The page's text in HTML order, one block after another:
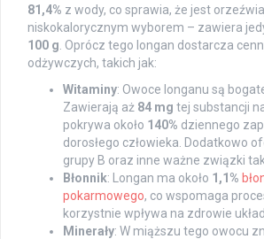
81,4% z wody, co sprawia, że jest
niskokalorycznym wyborem – zawiera
100 g . Oprócz tego longan dostarcza
odżywczych, takich jak:
Witaminy: Owoce longanu są
Zawierają aż 84 mg tej substancji
pokrywa około 140% dziennego
dorosłego człowieka. Dodatkowo
grupy B oraz inne ważne związki
Błonnik: Longan ma około 1,1%
pokarmowego, co wspomaga
korzystnie wpływa na zdrowie
Minerały: W miąższu tego owocu